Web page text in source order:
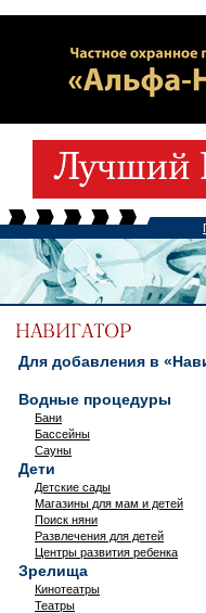
Для добавления в
Водные процедуры
Бани
Бассейны
Сауны
Дети
Детские сады
Магазины для мам и детей
Поиск няни
Развлечения для детей
Центры развития ребенка
Зрелища
Кинотеатры
Театры